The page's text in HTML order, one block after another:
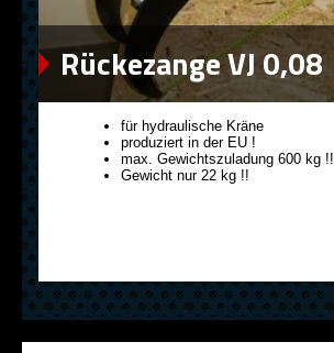
Rückezange VJ 0,08
für hydraulische Kräne
produziert in der EU !
max. Gewichtszuladung 600 kg !!
Gewicht nur 22 kg !!